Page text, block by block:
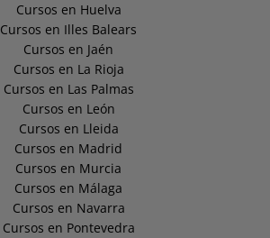
Cursos en Huelva
Cursos en Illes Balears
Cursos en Jaén
Cursos en La Rioja
Cursos en Las Palmas
Cursos en León
Cursos en Lleida
Cursos en Madrid
Cursos en Murcia
Cursos en Málaga
Cursos en Navarra
Cursos en Pontevedra